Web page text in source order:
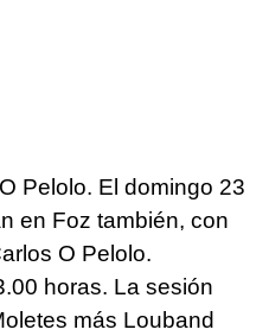
Pelolo. El domingo 23
en Foz también, con
O Pelolo.
horas. La sesión
más Louband